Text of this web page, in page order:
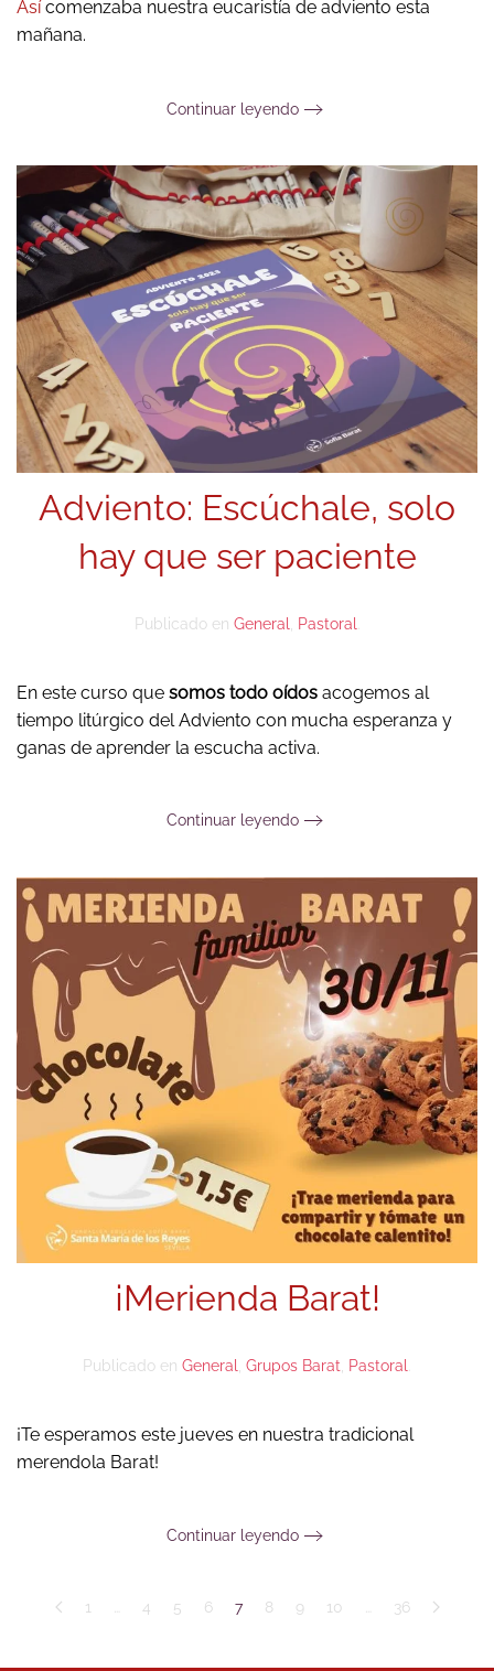
Asícomenzaba nuestra eucaristía de adviento esta
mañana.
Continuar leyendo
Adviento: Escúchale, solo
hay que ser paciente
Publicado en General Pastoral
En este curso que somos todo oídos acogemos al
tiempo litúrgico del Adviento con mucha esperanza y
ganas de aprender la escucha activa.
Continuar leyendo
¡Merienda Barat!
Publicado en General Grupos Barat Pastoral
¡Te esperamos este jueves en nuestra tradicional
merendola Barat!
Continuar leyendo
1 4 5 6 7 8 9 10 36